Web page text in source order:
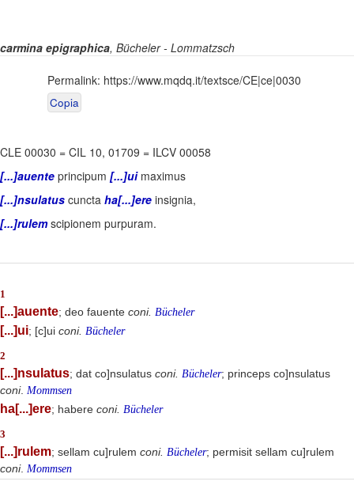
carmina epigraphica, Bücheler - Lommatzsch
Permalink: https://www.mqdq.it/textsce/CE|ce|0030
Copia
CLE 00030 = CIL 10, 01709 = ILCV 00058
[...]auente principum [...]uimaximus
[...]nsulatus cuncta ha[...]ere insignia,
[...]rulemscipionem purpuram.
1
[...]auente; deo fauente coni. Bücheler
[...]ui; [c]ui coni. Bücheler
2
[...]nsulatus; dat co]nsulatus coni. Bücheler; princeps co]nsulatus
coni. Mommsen
ha[...]ere; habere coni. Bücheler
3
[...]rulem; sellam cu]rulem coni. Bücheler; permisit sellam cu]rulem
coni. Mommsen